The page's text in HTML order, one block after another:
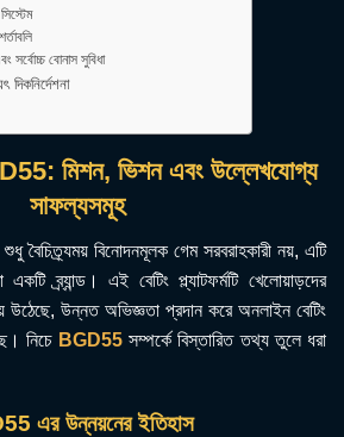
বোনাস সুবিধা
মিশন, ভিশন এবং উল্লেখযোগ্য
সাফল্যসমূহ
বিনোদনমূলক গেম সরবরাহকারী নয়, এটি
ব্র্যান্ড। এই বেটিং প্ল্যাটফর্মটি খেলোয়াড়দের
উঠেছে, উন্নত অভিজ্ঞতা প্রদান করে অনলাইন বেটিং
নিচে BGD55 সম্পর্কে বিস্তারিত তথ্য তুলে ধরা
এর উন্নয়নের ইতিহাস